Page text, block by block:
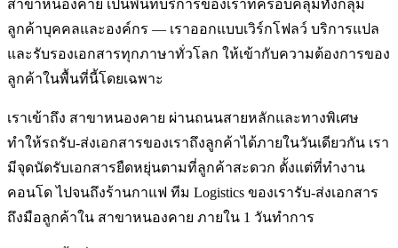
สาขาหนองคาย เป็นพื้นที่บริการของเราที่ครอบคลุมทั้งกลุ่ม
ลูกค้าบุคคลและองค์กร — เราออกแบบเวิร์กโฟลว์ บริการแปล
และรับรองเอกสารทุกภาษาทั่วโลก ให้เข้ากับความต้องการของ
ลูกค้าในพื้นที่นี้โดยเฉพาะ
เราเข้าถึง สาขาหนองคาย ผ่านถนนสายหลักและทางพิเศษ
ทำให้รถรับ-ส่งเอกสารของเราถึงลูกค้าได้ภายในวันเดียวกัน เรา
มีจุดนัดรับเอกสารยืดหยุ่นตามที่ลูกค้าสะดวก ตั้งแต่ที่ทำงาน
คอนโด ไปจนถึงร้านกาแฟ ทีม Logistics ของเรารับ-ส่งเอกสาร
ถึงมือลูกค้าใน สาขาหนองคาย ภายใน 1 วันทำการ